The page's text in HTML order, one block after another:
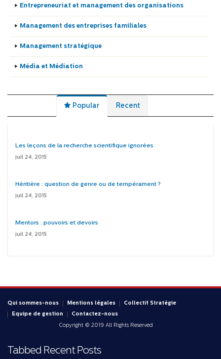
Entrepreneuriat et management des organisations
Management des entreprises familiales
Management stratégique
Média et Médiation
Popular Recent
Les leçons de la recherche scientifique ignorées
juil 24, 2015
Héritière : question de genre ou de tempérament ?
juil 24, 2015
Mentors : pouvoirs et devoirs
juil 24, 2015
Qui sommes-nous Mentions légales
Collectif Stratégie
Equipe de gestion
Contactez-nous
Copyright © 2019 All Rights Reserved
Tabbed Recent Posts